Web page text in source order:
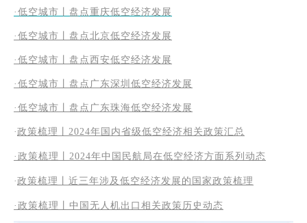
·低空城市丨盘点重庆低空经济发展
·低空城市丨盘点北京低空经济发展
·低空城市丨盘点西安低空经济发展
·低空城市丨盘点广东深圳低空经济发展
·低空城市丨盘点广东珠海低空经济发展
·政策梳理丨2024年国内省级低空经济相关政策汇总
·政策梳理丨2024年中国民航局在低空经济方面系列动态
·政策梳理丨近三年涉及低空经济发展的国家政策梳理
· 政策梳理丨中国无人机出口相关政策历史动态